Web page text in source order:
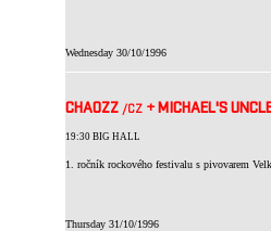
Wednesday 30/10/1996
CHAOZZ /CZ +MICHAEL'S
19:30 BIG HALL
1. ročník rockového festivalu s pivovarem
Thursday 31/10/1996